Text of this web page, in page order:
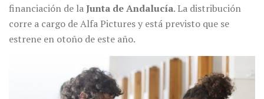
financiación de laJunta de Andalucía. La distribución
corre a cargo de Alfa Pictures y está previsto que se
estrene en otoño de este año.